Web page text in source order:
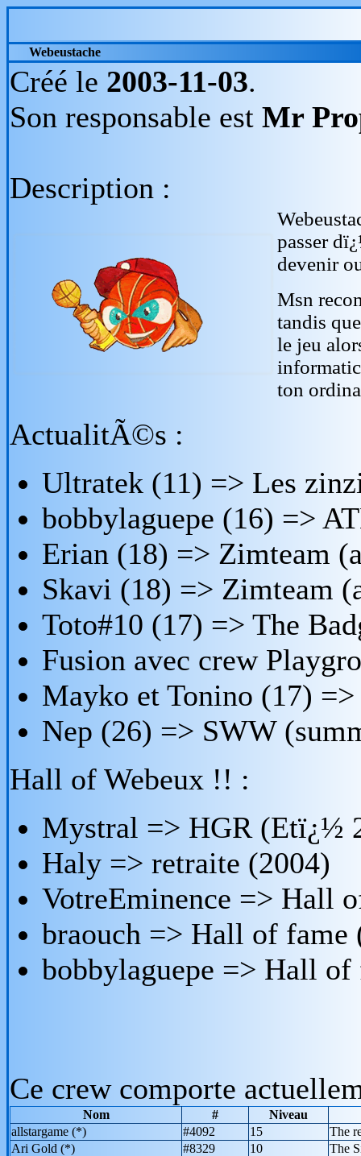
Webeustache
Créé le 2003-11-03.
Son responsable est Mr
Description :
passer
devenir
Msn
tandis
le jeu
ton
ActualitÃ©s :
Ultratek (11) => Les
bobbylaguepe (16) =>
Erian (18) => Zimteam
Skavi (18) => Zimteam
Toto#10 (17) => The
Fusion avec crew
Mayko et Tonino (17)
Nep (26) => SWW
Hall of Webeux !! :
Mystral => HGR (Etï¿½
Haly => retraite (2004)
VotreEminence => Hall
braouch => Hall of
bobbylaguepe => Hall
Ce crew comporte
Nom #
Niveau
allstargame (*) #4092 15
The
Ari Gold (*) #8329 10
The